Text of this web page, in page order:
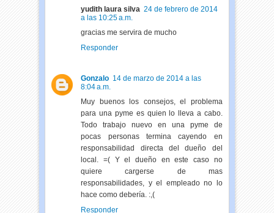
yudith laura silva 24 de febrero de 2014
a las 10:25 a.m.
gracias me servira de mucho
Responder
Gonzalo 14 de marzo de 2014 a las
8:04 a.m.
Muy buenos los consejos, el problema
para una pyme es quien lo lleva a cabo.
Todo trabajo nuevo en una pyme de
pocas personas termina cayendo en
responsabilidad directa del dueño del
local. =( Y el dueño en este caso no
quiere cargerse de mas
responsabilidades, y el empleado no lo
hace como debería. :,(
Responder